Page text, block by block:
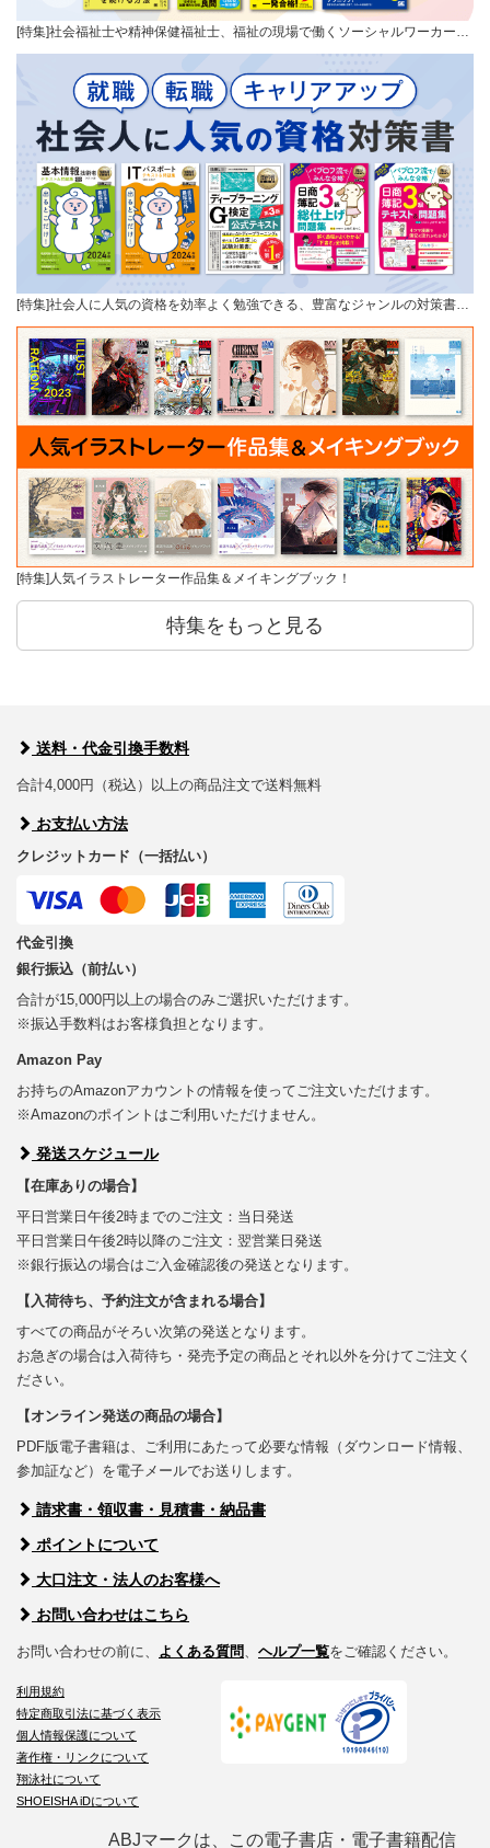
[特集]社会福祉士や精神保健福祉士、福祉の現場で働くソーシャルワーカー…
[特集]社会人に人気の資格を効率よく勉強できる、豊富なジャンルの対策書…
[特集]人気イラストレーター作品集＆メイキングブック！
特集をもっと見る
送料・代金引換手数料
合計4,000円（税込）以上の商品注文で送料無料
お支払い方法
クレジットカード（一括払い）
代金引換
銀行振込（前払い）
合計が15,000円以上の場合のみご選択いただけます。
※振込手数料はお客様負担となります。
Amazon Pay
お持ちのAmazonアカウントの情報を使ってご注文いただけます。
※Amazonのポイントはご利用いただけません。
発送スケジュール
【在庫ありの場合】
平日営業日午後2時までのご注文：当日発送
平日営業日午後2時以降のご注文：翌営業日発送
※銀行振込の場合はご入金確認後の発送となります。
【入荷待ち、予約注文が含まれる場合】
すべての商品がそろい次第の発送となります。
お急ぎの場合は入荷待ち・発売予定の商品とそれ以外を分けてご注文く
ださい。
【オンライン発送の商品の場合】
PDF版電子書籍は、ご利用にあたって必要な情報（ダウンロード情報、
参加証など）を電子メールでお送りします。
請求書・領収書・見積書・納品書
ポイントについて
大口注文・法人のお客様へ
お問い合わせはこちら
お問い合わせの前に、 よくある質問 ヘルプ一覧をご確認ください。
利用規約
特定商取引法に基づく表示
個人情報保護について
著作権・リンクについて
翔泳社について
SHOEISHA iDについて
ABJマークは、この電子書店・電子書籍配信